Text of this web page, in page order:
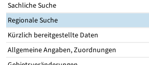
Sachliche Suche
Regionale Suche
Kürzlich bereitgestellte Daten
Allgemeine Angaben, Zuordnungen